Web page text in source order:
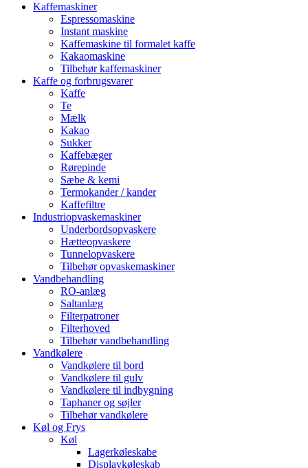
Kaffemaskiner
Espressomaskine
Instant maskine
Kaffemaskine til formalet kaffe
Kakaomaskine
Tilbehør kaffemaskiner
Kaffe og forbrugsvarer
Kaffe
Te
Mælk
Kakao
Sukker
Kaffebæger
Rørepinde
Sæbe & kemi
Termokander / kander
Kaffefiltre
Industriopvaskemaskiner
Underbordsopvaskere
Hætteopvaskere
Tunnelopvaskere
Tilbehør opvaskemaskiner
Vandbehandling
RO-anlæg
Saltanlæg
Filterpatroner
Filterhoved
Tilbehør vandbehandling
Vandkølere
Vandkølere til bord
Vandkølere til gulv
Vandkølere til indbygning
Taphaner og søjler
Tilbehør vandkølere
Køl og Frys
Køl
Lagerkøleskabe
Displaykøleskab